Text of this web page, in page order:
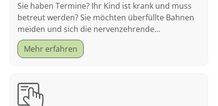
Sie haben Termine? Ihr Kind ist krank und muss
betreut werden? Sie möchten überfüllte Bahnen
meiden und sich die nervenzehrende
Parkplatzsuche sparen?
Mehr erfahren